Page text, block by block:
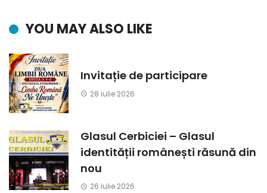
YOU MAY ALSO LIKE
Invitație de participare
28 iulie 2026
Glasul Cerbiciei – Glasul
identității românești răsună din
nou
26 iulie 2026